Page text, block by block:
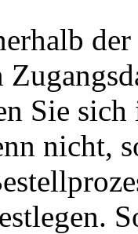
Sie
nicht,